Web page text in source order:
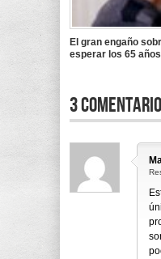
El gran engaño
esperar los 65
3